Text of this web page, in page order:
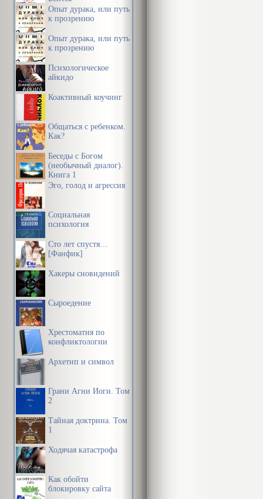
Опыт дурака, или путь
к прозрению
Опыт дурака, или путь
к прозрению
Психологическое
айкидо
Коактивный коучинг
Общаться с ребенком.
Как?
Беседы с Богом
(необычный диалог).
Книга 1
Эго, голод и агрессия
Социальная
психология
Сто лет спустя…
[Фанфик]
Хакеры сновидений
Сыроедение
Хрестоматия по
конфликтологии
Архетип и символ
Грани Агни Йоги. Том
2
Тайная доктрина. Том
1
Ходячая катастрофа
Как обойти
блокировку сайта